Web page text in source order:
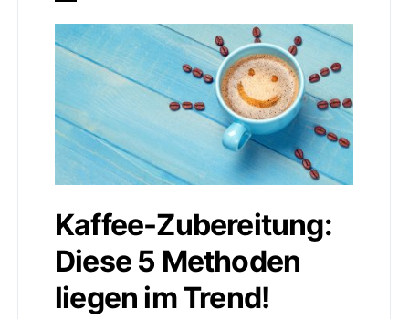
Kaffee-Zubereitung:
Diese 5 Methoden
liegen im Trend!